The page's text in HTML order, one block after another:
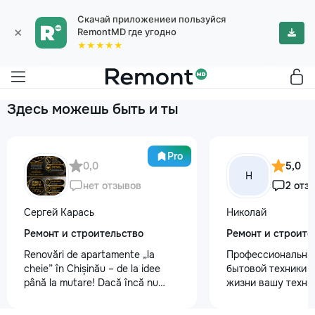
×
Скачай приложениеи пользуйся
RemontMD где угодно
★★★★★
Здесь можешь быть и ты
Pro
0,0
нет отзывов
Сергей Карась
Ремонт и строительство
Renovări de apartamente „la
cheie” în Chișinău – de la idee
până la mutare! Dacă încă nu
Н
5,0
2
Николай
Ремонт и
бытовой техники
жизни вашу